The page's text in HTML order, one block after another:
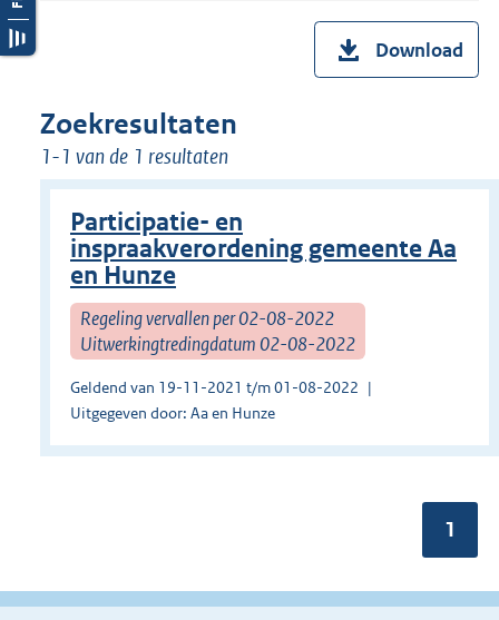
Download
Zoekresultaten
1-1 van de 1 resultaten
Participatie- en
inspraakverordening gemeente Aa
en Hunze
Regeling vervallen per 02-08-2022
Uitwerkingtredingdatum 02-08-2022
Geldend van 19-11-2021 t/m 01-08-2022
Uitgegeven door: Aa en Hunze
1